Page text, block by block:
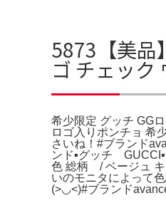
5873【美品
ゴ チェック
希少限定 グッチ GG
ロゴ入りポンチョ 希
さいね！#ブランド
ンド▪️グッチ GUCCI▪️
色 総柄 / ベージュ キ
いのモニタによって
(>◡<)#ブランド